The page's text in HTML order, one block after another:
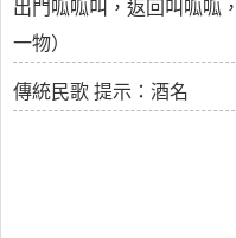
出門呱呱叫，返回叫呱呱
一物）
傳統民歌 提示：酒名